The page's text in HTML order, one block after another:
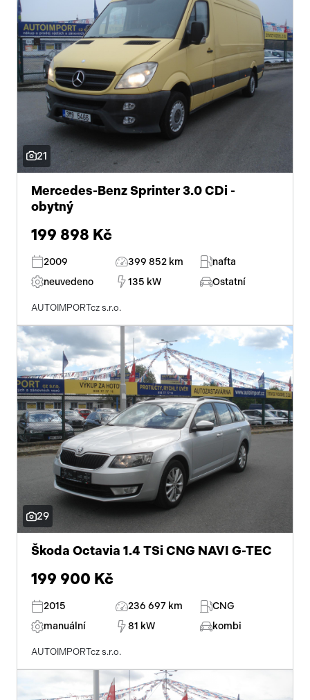
21
Mercedes-Benz Sprinter 3.0 CDi -
obytný
199 898 Kč
2009 399 852 km
nafta
neuvedeno
135 kW Ostatní
AUTOIMPORTcz s.r.o.
29
Škoda Octavia 1.4 TSi CNG NAVI G-TEC
199 900 Kč
2015 236 697 km
CNG
manuální
81 kW kombi
AUTOIMPORTcz s.r.o.